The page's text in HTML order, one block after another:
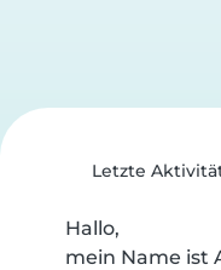
Letzte
Hallo,
mein Name ist